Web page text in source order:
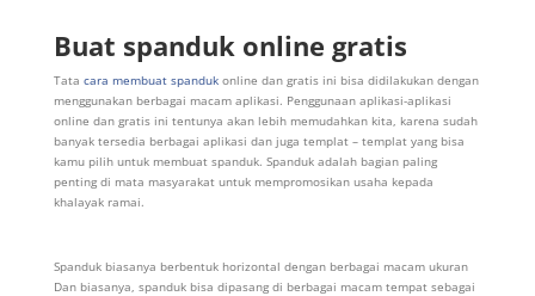
Buat spanduk online gratis
Tata cara membuat spandukonline dan gratis ini bisa didilakukan dengan
menggunakan berbagai macam aplikasi. Penggunaan aplikasi-aplikasi
online dan gratis ini tentunya akan lebih memudahkan kita, karena sudah
banyak tersedia berbagai aplikasi dan juga templat – templat yang bisa
kamu pilih untuk membuat spanduk. Spanduk adalah bagian paling
penting di mata masyarakat untuk mempromosikan usaha kepada
khalayak ramai.
Spanduk biasanya berbentuk horizontal dengan berbagai macam ukuran
Dan biasanya, spanduk bisa dipasang di berbagai macam tempat sebagai